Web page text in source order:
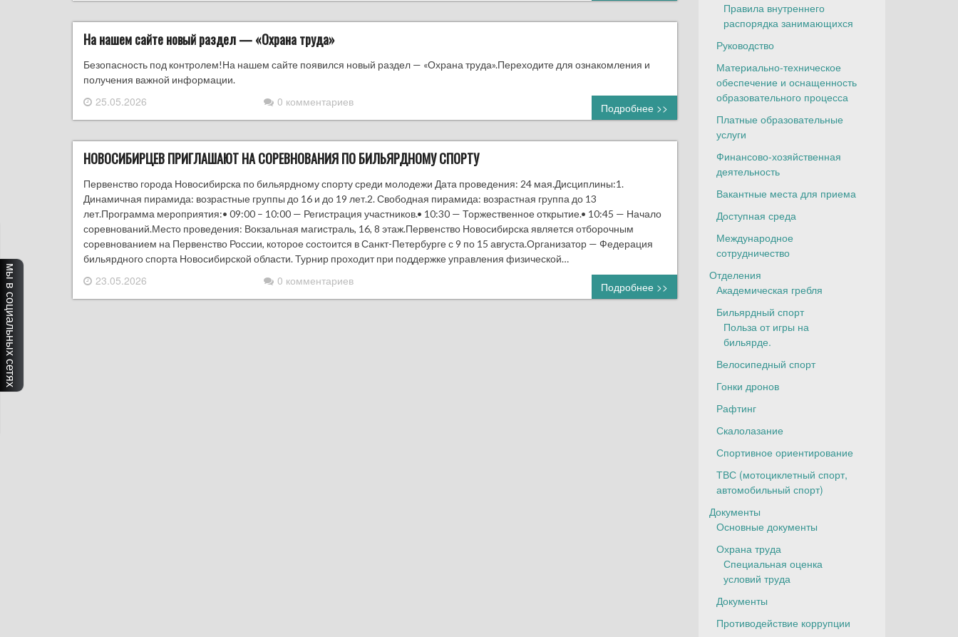
На нашем сайте новый раздел — «Охрана труда»
Безопасность под контролем!На нашем сайте появился новый раздел — «Охрана труда».Переходите для ознакомления и
получения важной информации.
25.05.2026 0 комментариев Подробнее >>
НОВОСИБИРЦЕВ ПРИГЛАШАЮТ НА СОРЕВНОВАНИЯ ПО БИЛЬЯРДНОМУ СПОРТУ
Первенство города Новосибирска по бильярдному спорту среди молодежи Дата проведения: 24 мая.Дисциплины:1.
Динамичная пирамида: возрастные группы до 16 и до 19 лет.2. Свободная пирамида: возрастная группа до 13
лет.Программа мероприятия:• 09:00 – 10:00 — Регистрация участников.• 10:30 — Торжественное открытие.• 10:45 — Начало
соревнований.Место проведения: Вокзальная магистраль, 16, 8 этаж.Первенство Новосибирска является отборочным
соревнованием на Первенство России, которое состоится в Санкт-Петербурге с 9 по 15 августа.Организатор — Федерация
бильярдного спорта Новосибирской области. Турнир проходит при поддержке управления физической…
23.05.2026 0 комментариев Подробнее >>
Правила внутреннего
распорядка занимающихся
Руководство
Материально-техническое
обеспечение и оснащенность
образовательного процесса
Платные образовательные
услуги
Финансово-хозяйственная
деятельность
Вакантные места для приема
Доступная среда
Международное
сотрудничество
Отделения
Академическая гребля
Бильярдный спорт
Польза от игры на
бильярде.
Велосипедный спорт
Гонки дронов
Рафтинг
Скалолазание
Спортивное ориентирование
ТВС (мотоциклетный спорт,
автомобильный спорт)
Документы
Основные документы
Охрана труда
Специальная оценка
условий труда
Документы
Противодействие коррупции
мы в социальных сетях